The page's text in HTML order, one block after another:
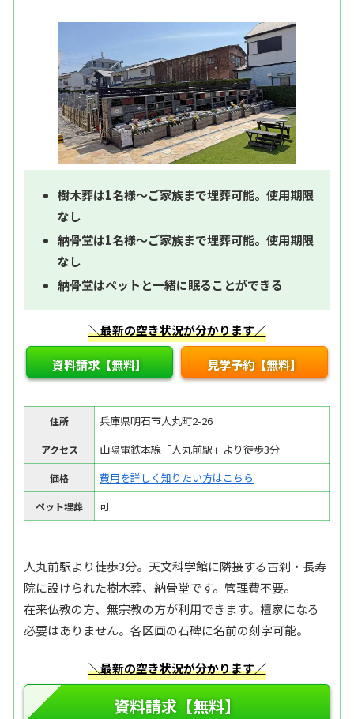
樹木葬は1名様～ご家族まで埋葬可能。使用期限
なし
納骨堂は1名様～ご家族まで埋葬可能。使用期限
なし
納骨堂はペットと一緒に眠ることができる
＼最新の空き状況が分かります／
資料請求【無料】 見学予約【無料】
住所 兵庫県明石市人丸町2-26
アクセス 山陽電鉄本線「人丸前駅」より徒歩3分
価格 費用を詳しく知りたい方はこちら
ペット埋葬 可
人丸前駅より徒歩3分。天文科学館に隣接する古刹・長寿
院に設けられた樹木葬、納骨堂です。管理費不要。
在来仏教の方、無宗教の方が利用できます。檀家になる
必要はありません。各区画の石碑に名前の刻字可能。
＼最新の空き状況が分かります／
資料請求【無料】